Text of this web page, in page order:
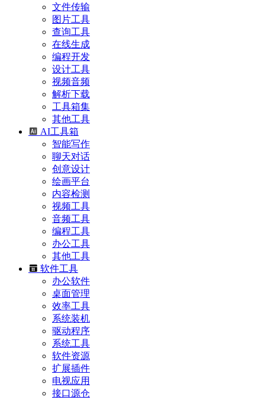
文件传输
图片工具
查询工具
在线生成
编程开发
设计工具
视频音频
解析下载
工具箱集
其他工具
AI工具箱
智能写作
聊天对话
创意设计
绘画平台
内容检测
视频工具
音频工具
编程工具
办公工具
其他工具
软件工具
办公软件
桌面管理
效率工具
系统装机
驱动程序
系统工具
软件资源
扩展插件
电视应用
接口源仓